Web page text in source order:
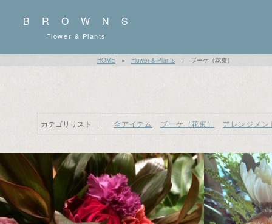
BROWNS
Flower & Plants
HOME » Flower & Plants » ブーケ（花束）
カテゴリリスト 全アイテム ブーケ（花束） アレンジメン